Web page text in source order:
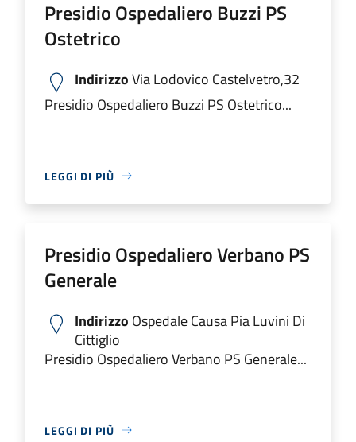
Presidio Ospedaliero Buzzi PS
Ostetrico
IndirizzoVia Lodovico Castelvetro,32
Presidio Ospedaliero Buzzi PS Ostetrico...
LEGGI DI PIÙ
Presidio Ospedaliero Verbano PS
Generale
Indirizzo Ospedale Causa Pia Luvini Di
Cittiglio
Presidio Ospedaliero Verbano PS Generale...
LEGGI DI PIÙ